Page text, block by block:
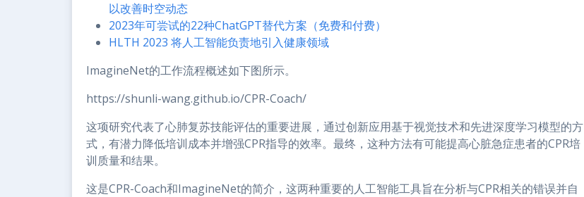
以改善时空动态
2023年可尝试的22种ChatGPT替代方案（免费和付费）
HLTH 2023 将人工智能负责地引入健康领域
ImagineNet的工作流程概述如下图所示。
https://shunli-wang.github.io/CPR-Coach/
这项研究代表了心肺复苏技能评估的重要进展，通过创新应用基于视觉技术和先进深度学习模型的方
式，有潜力降低培训成本并增强CPR指导的效率。最终，这种方法有可能提高心脏急症患者的CPR培
训质量和结果。
这是CPR-Coach和ImagineNet的简介，这两种重要的人工智能工具旨在分析与CPR相关的错误并自